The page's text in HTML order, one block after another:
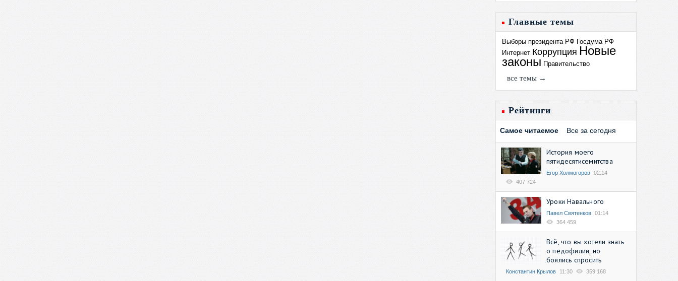
Главные темы
Выборы президента РФ Госдума РФ
Интернет Коррупция Новые
законы Правительство
все темы →
Рейтинги
Самое читаемое Все за сегодня
История моего
пятидесятисемитства
Егор Холмогоров 02:14
407 724
Уроки Навального
Павел Святенков 01:14
364 459
Всё, что вы хотели знать
о педофилии, но
боялись спросить
Константин Крылов 11:30 359 168